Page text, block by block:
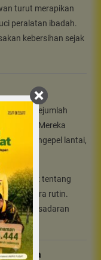
turut merapikan
peralatan ibadah.
kebersihan sejak
di sejumlah
Mereka
mengepel lantai,
singkat tentang
secara rutin.
kesadaran